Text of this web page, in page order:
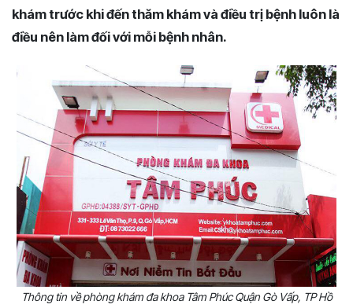
khám trước khi đến thăm khám và điều trị bệnh luôn là
điều nên làm đối với mỗi bệnh nhân.
Thông tin về phòng khám đa khoa Tâm Phúc Quận Gò Vấp, TP Hồ